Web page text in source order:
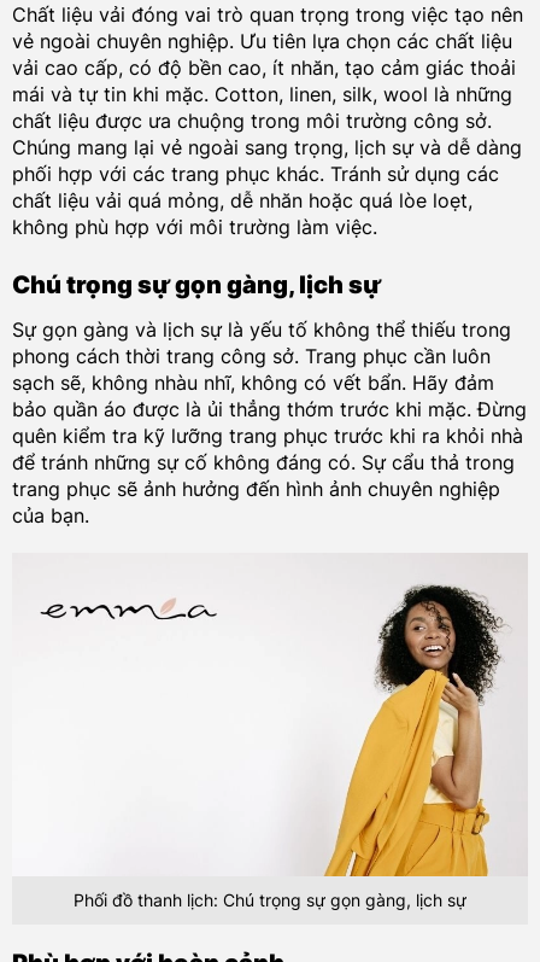
Chất liệu vải đóng vai trò quan trọng trong việc tạo nên
vẻ ngoài chuyên nghiệp. Ưu tiên lựa chọn các chất liệu
vải cao cấp, có độ bền cao, ít nhăn, tạo cảm giác thoải
mái và tự tin khi mặc. Cotton, linen, silk, wool là những
chất liệu được ưa chuộng trong môi trường công sở.
Chúng mang lại vẻ ngoài sang trọng, lịch sự và dễ dàng
phối hợp với các trang phục khác. Tránh sử dụng các
chất liệu vải quá mỏng, dễ nhăn hoặc quá lòe loẹt,
không phù hợp với môi trường làm việc.
Chú trọng sự gọn gàng, lịch sự
Sự gọn gàng và lịch sự là yếu tố không thể thiếu trong
phong cách thời trang công sở. Trang phục cần luôn
sạch sẽ, không nhàu nhĩ, không có vết bẩn. Hãy đảm
bảo quần áo được là ủi thẳng thớm trước khi mặc. Đừng
quên kiểm tra kỹ lưỡng trang phục trước khi ra khỏi nhà
để tránh những sự cố không đáng có. Sự cẩu thả trong
trang phục sẽ ảnh hưởng đến hình ảnh chuyên nghiệp
của bạn.
Phối đồ thanh lịch: Chú trọng sự gọn gàng, lịch sự